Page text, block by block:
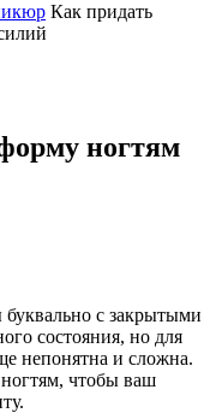
Как придать
ногтям
с закрытыми
состояния, но для
непонятна и сложна.
чтобы ваш